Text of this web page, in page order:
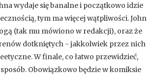
wydaje się banalne i początkowo idzie
tym ma więcej wątpliwości. John
(tak mu mówiono w redakcji), oraz że
dotkniętych - jakkolwiek przez nich
W finale, co łatwo przewidzieć,
Obowiązkowo będzie w komiksie